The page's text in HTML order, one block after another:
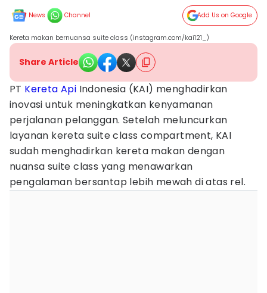
News Channel Add Us on Google
Kereta makan bernuansa suite class (instagram.com/kai121_)
Share Article
PT Kereta Api Indonesia (KAI) menghadirkan
inovasi untuk meningkatkan kenyamanan
perjalanan pelanggan. Setelah meluncurkan
layanan kereta suite class compartment, KAI
sudah menghadirkan kereta makan dengan
nuansa suite class yang menawarkan
pengalaman bersantap lebih mewah di atas rel.